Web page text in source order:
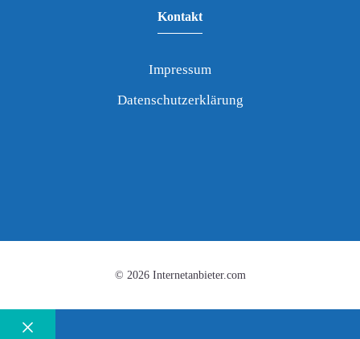
Kontakt
Impressum
Datenschutzerklärung
© 2026 Internetanbieter.com